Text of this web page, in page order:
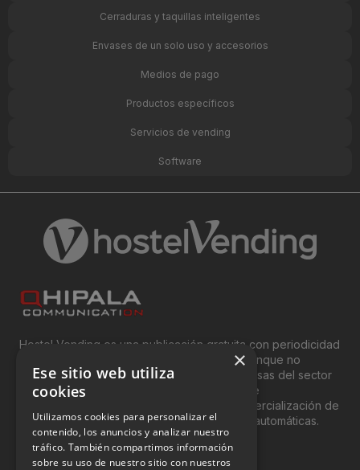
Cerraduras y taquillas inteligentes
Envases de un solo uso y accesorios
Medios de pago
Productos específicos
Servicios de vending
Software
Hostel Vending es una publicación gratuita con periodicidad
bimensual y que está orientada, principal, aunque no
exclusivamente, a los profesionales y empresas del sector
del “Vending”; nombre con el que se conoce
genéricamente entre profesionales a la comercialización de
productos y servicios a través de máquinas automáticas.
INFORMACIÓN LEGAL
×
Ese sitio web utiliza
cookies
Utilizamos cookies para personalizar el
contenido, los anuncios y analizar nuestro
tráfico. También compartimos información
sobre su uso de nuestro sitio con nuestros